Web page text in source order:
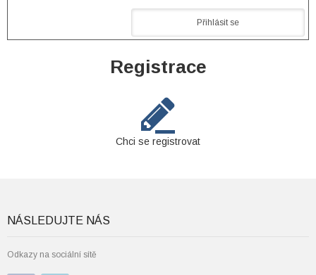
Registrace
Chci se registrovat
NÁSLEDUJTE NÁS
Odkazy na sociální sítě